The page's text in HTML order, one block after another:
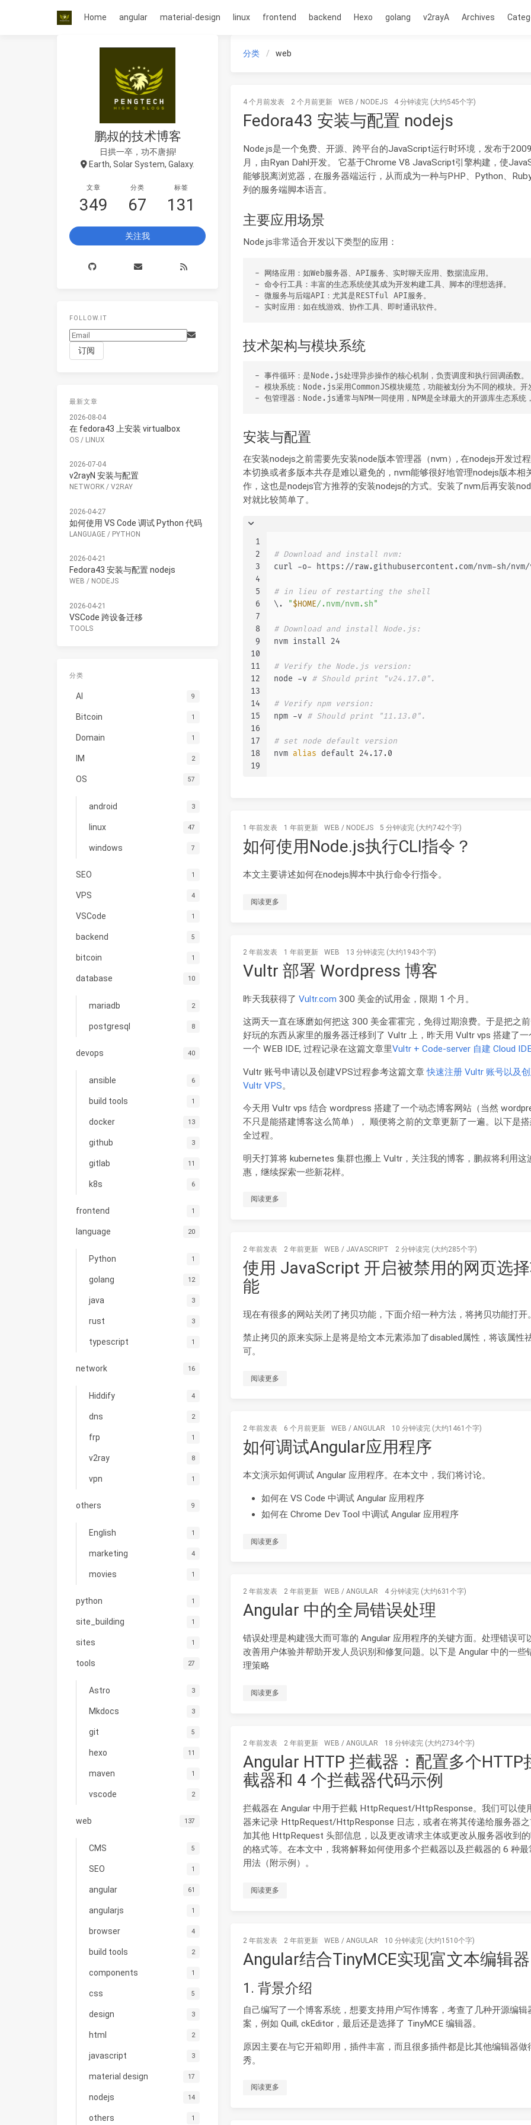
Home angular material-design linux frontend backend Hexo golang v2rayA Archives
分类 web
4 个月前发表 2 个月前更新 WEB / NODEJS 4 分钟读完 (大约545个字)
Fedora43 安装与配置 nodejs
Node.js是一个免费、开源、跨平台的JavaScript运行时环境，发布于
月，由Ryan Dahl开发。‌ 它基于Chrome V8 JavaScript引擎构建，使
能够脱离浏览器，在服务器端运行，从而成为一种与PHP、Python、
列的服务端脚本语言。‌
主要应用场景
Node.js非常适合开发以下类型的应用：
‌- 网络应用‌：如Web服务器、API服务、实时聊天应用、数据流应用。‌
‌- 命令行工具‌：丰富的生态系统使其成为开发构建工具、脚本的理想选择。‌
‌- 微服务与后端API‌：尤其是RESTful API服务。‌
技术架构与模块系统
‌- 事件循环‌：是Node.js处理异步操作的核心机制，负责调度和执行回调函数。‌
‌- 模块系统‌：Node.js采用CommonJS模块规范，功能被划分为不同的模块。开发者可以通过 require 函数引入内置模块（如 http、fs）或第三方模块，并通过 exports 对象暴露模块功能。‌
安装与配置
在安装nodejs之前需要先安装node版本管理器（nvm）, 在nodejs开发过
本切换或者多版本共存是难以避免的，nvm能够很好地管理nodejs版本相
作，这也是nodejs官方推荐的安装nodejs的方式。安装了nvm后再安装
对就比较简单了。
1
2
3
4
5
6
7
8
9
10
11
12
13
14
15
16
17
18
19
# Download and install nvm:
curl -o- https://raw.githubusercontent.com/nvm-sh/
# in lieu of restarting the shell
\.
"$HOME/.nvm/nvm.sh"
# Download and install Node.js:
nvm install 24
# Verify the Node.js version:
node -v # Should print "v24.17.0".
# Verify npm version:
npm -v # Should print "11.13.0".
# set node default version
nvm alias default 24.17.0
1 年前发表 1 年前更新 WEB / NODEJS 5 分钟读完 (大约742个字)
如何使用Node.js执行CLI指令？
本文主要讲述如何在nodejs脚本中执行命令行指令。
阅读更多
2 年前发表 1 年前更新 WEB 13 分钟读完 (大约1943个字)
Vultr 部署 Wordpress 博客
昨天我获得了Vultr.com 300 美金的试用金，限期 1 个月。
这两天一直在琢磨如何把这 300 美金霍霍完，免得过期浪费。于是把之
好玩的东西从家里的服务器迁移到了 Vultr 上，昨天用 Vultr vps 搭建了一
一个 WEB IDE, 过程记录在这篇文章里Vultr + Code-server 自建 Cloud
Vultr 账号申请以及创建VPS过程参考这篇文章快速注册 Vultr 账号以及
Vultr VPS。
今天用 Vultr vps 结合 wordpress 搭建了一个动态博客网站（当然
不只是能搭建博客这么简单）， 顺便将之前的文章更新了一遍。以下是
全过程。
明天打算将 kubernetes 集群也搬上 Vultr，关注我的博客，鹏叔将利用这
惠，继续探索一些新花样。
阅读更多
2 年前发表 2 年前更新 WEB / JAVASCRIPT 2 分钟读完 (大约285个字)
使用 JavaScript 开启被禁用的网页选
能
现在有很多的网站关闭了拷贝功能，下面介绍一种方法，将拷贝功能打开
禁止拷贝的原来实际上是将是给文本元素添加了disabled属性，将该属性
可。
阅读更多
2 年前发表 6 个月前更新 WEB /ANGULAR 10 分钟读完 (大约1461个字)
如何调试Angular应用程序
本文演示如何调试 Angular 应用程序。在本文中，我们将讨论。
如何在 VS Code 中调试 Angular 应用程序
如何在 Chrome Dev Tool 中调试 Angular 应用程序
阅读更多
2 年前发表 2 年前更新 WEB /ANGULAR 4 分钟读完 (大约631个字)
Angular 中的全局错误处理
错误处理是构建强大而可靠的 Angular 应用程序的关键方面。处理错误可
改善用户体验并帮助开发人员识别和修复问题。以下是 Angular 中的一些
理策略
阅读更多
2 年前发表 2 年前更新 WEB /ANGULAR 18 分钟读完 (大约2734个字)
Angular HTTP 拦截器：配置多个HTTP
截器和 4 个拦截器代码示例
拦截器在 Angular 中用于拦截 HttpRequest/HttpResponse。我们可以使
器来记录 HttpRequest/HttpResponse 日志，或者在将其传递给服务器
加其他 HttpRequest 头部信息，以及更改请求主体或更改从服务器收到
的格式等。在本文中，我将解释如何使用多个拦截器以及拦截器的 6 种最
用法（附示例）。
阅读更多
2 年前发表 2 年前更新 WEB /ANGULAR 10 分钟读完 (大约1510个字)
Angular结合TinyMCE实现富文本编辑器
1. 背景介绍
自己编写了一个博客系统，想要支持用户写作博客，考查了几种开源编辑
案，例如 Quill, ckEditor，最后还是选择了 TinyMCE 编辑器。
原因主要在与它开箱即用，插件丰富，而且很多插件都是比其他编辑器做
秀。
阅读更多
鹏叔的技术博客
日拱一卒，功不唐捐!
Earth, Solar System, Galaxy.
文章
349
分类
67
标签
131
关注我
FOLLOW.IT
最新文章
2026-08-04
在 fedora43 上安装 virtualbox
OS / LINUX
2026-07-04
v2rayN 安装与配置
NETWORK / V2RAY
2026-04-27
如何使用 VS Code 调试 Python 代码
LANGUAGE / PYTHON
2026-04-21
Fedora43 安装与配置 nodejs
WEB / NODEJS
2026-04-21
VSCode 跨设备迁移
TOOLS
分类
AI 9
Bitcoin 1
Domain 1
IM 2
OS 57
android 3
linux 47
windows 7
SEO 1
VPS 4
VSCode 1
backend 5
bitcoin 1
database 10
mariadb 2
postgresql 8
devops 40
ansible 6
build tools 1
docker 13
github 3
gitlab 11
k8s 6
frontend 1
language 20
Python 1
golang 12
java 3
rust 3
typescript 1
network 16
Hiddify 4
dns 2
frp 1
v2ray 8
vpn 1
others 9
English 1
marketing 4
movies 1
python 1
site_building 1
sites 1
tools 27
Astro 3
Mkdocs 3
git 5
hexo 11
maven 1
vscode 2
web 137
CMS 5
SEO 1
angular 61
angularjs 1
browser 4
build tools 2
components 1
css 5
design 3
html 2
javascript 3
material design 17
nodejs 14
others 1